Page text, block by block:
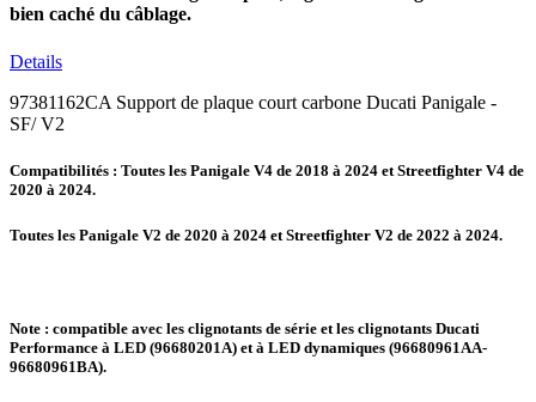
bien caché du câblage.
Details
97381162CA Support de plaque court carbone Ducati Panigale -
SF/ V2
Compatibilités : Toutes les Panigale V4 de 2018 à 2024 et Streetfighter V4 de
2020 à 2024.
Toutes les Panigale V2 de 2020 à 2024 et Streetfighter V2 de 2022 à 2024.
Note : compatible avec les clignotants de série et les clignotants Ducati
Performance à LED (96680201A) et à LED dynamiques (96680961AA-
96680961BA).